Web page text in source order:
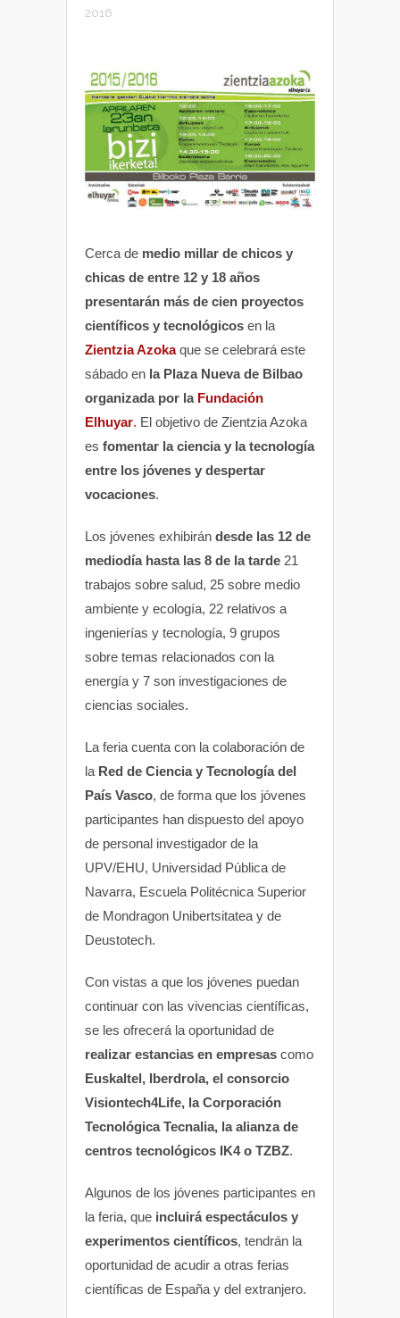
2016
Cerca de medio millar de chicos y
chicas de entre 12 y 18 años
presentarán más de cien proyectos
científicos y tecnológicos en la
Zientzia Azokaque se celebrará este
sábado en la Plaza Nueva de Bilbao
organizada por la Fundación
Elhuyar. El objetivo de Zientzia Azoka
es fomentar la ciencia y la tecnología
entre los jóvenes y despertar
vocaciones.
Los jóvenes exhibirán desde las 12 de
mediodía hasta las 8 de la tarde 21
trabajos sobre salud, 25 sobre medio
ambiente y ecología, 22 relativos a
ingenierías y tecnología, 9 grupos
sobre temas relacionados con la
energía y 7 son investigaciones de
ciencias sociales.
La feria cuenta con la colaboración de
la Red de Ciencia y Tecnología del
País Vasco, de forma que los jóvenes
participantes han dispuesto del apoyo
de personal investigador de la
UPV/EHU, Universidad Pública de
Navarra, Escuela Politécnica Superior
de Mondragon Unibertsitatea y de
Deustotech.
Con vistas a que los jóvenes puedan
continuar con las vivencias científicas,
se les ofrecerá la oportunidad de
realizar estancias en empresas como
Euskaltel, Iberdrola, el consorcio
Visiontech4Life, la Corporación
Tecnológica Tecnalia, la alianza de
centros tecnológicos IK4 o TZBZ.
Algunos de los jóvenes participantes en
la feria, que incluirá espectáculos y
experimentos científicos, tendrán la
oportunidad de acudir a otras ferias
científicas de España y del extranjero.